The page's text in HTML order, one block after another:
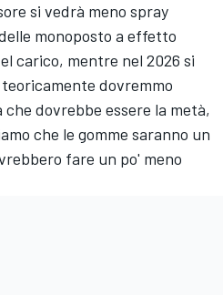
si vedrà meno spray
monoposto a effetto
carico, mentre nel 2026 si
dovremmo
che dovrebbe essere la metà,
che le gomme saranno un
fare un po' meno